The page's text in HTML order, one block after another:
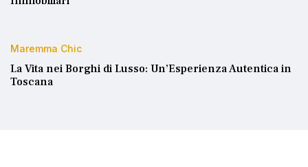
Maremma Chic
La Vita nei Borghi di Lusso: Un’Esperienza Autentica in
Toscana